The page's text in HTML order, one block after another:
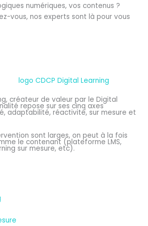
numériques, vos contenus ?
vous, nos experts sont là pour vous
créateur de valeur par le Digital
repose sur ses cinq axes
adaptabilité, réactivité, sur mesure et
sont larges, on peut à la fois
le contenant (plateforme LMS,
sur mesure, etc).